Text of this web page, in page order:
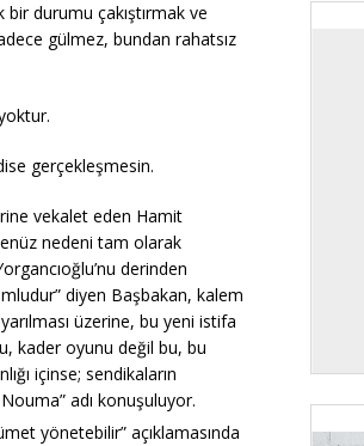
durumu çakıştırmak ve
gülmez, bundan rahatsız
gerçekleşmesin.
vekalet eden Hamit
nedeni tam olarak
derinden
diyen Başbakan, kalem
üzerine, bu yeni istifa
kader oyunu değil bu, bu
içinse; sendikaların
adı konuşuluyor.
yönetebilir” açıklamasında